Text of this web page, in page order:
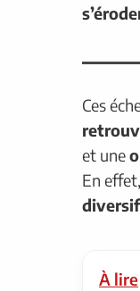
Ces
et une
En
À lire